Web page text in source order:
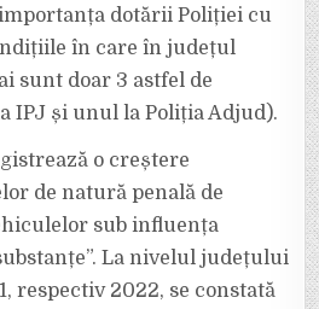
dotării Poliției cu
în care în județul
sunt doar 3 astfel de
IPJ și unul la Poliția Adjud).
o creștere
de natură penală de
sub influența
La nivelul județului
respectiv 2022, se constată